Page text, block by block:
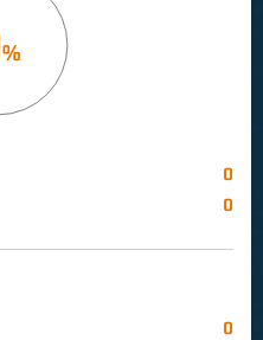
0
0
0